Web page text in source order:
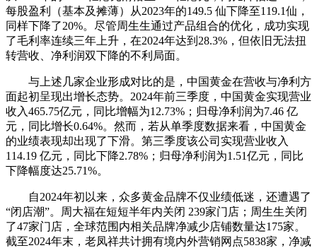
每股盈利（基本及摊薄）从2023年的149.5 仙下降至119.1仙，
同样下降了20%。尽管周生生通过产品组合的优化，成功实现
了毛利率连续三年上升，在2024年达到28.3%，但依旧无法扭
转营收、净利润双下降的不利局面。
与上述几家企业形成对比的是，中国黄金在营收与净利方
面起初呈现出增长态势。2024年前三季度，中国黄金实现营业
收入465.75亿元，同比增幅为12.73%；归母净利润为7.46 亿
元，同比增长0.64%。然而，若从单季度数据来看，中国黄金
的业绩表现却出现了下滑。第三季度该公司实现营业收入
114.19 亿元，同比下降2.78%；归母净利润为1.51亿元，同比
下降幅度达25.71%。
自2024年初以来，众多黄金品牌不仅业绩低迷，还遭遇了
“闭店潮”。周大福在短短半年内关闭 239家门店；周生生关闭
了47家门店，全球范围内相关品牌净减少店铺数量达175家。
截至2024年末，老凤祥共计拥有境内外营销网点5838家，净减